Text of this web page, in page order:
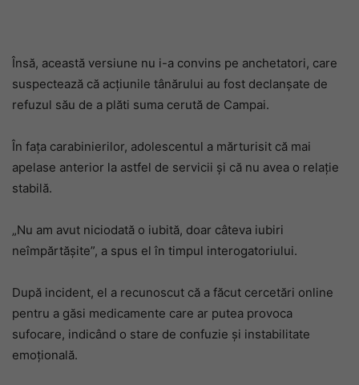
Însă, această versiune nu i-a convins pe anchetatori, care
suspectează că acțiunile tânărului au fost declanșate de
refuzul său de a plăti suma cerută de Campai.
În fața carabinierilor, adolescentul a mărturisit că mai
apelase anterior la astfel de servicii și că nu avea o relație
stabilă.
„Nu am avut niciodată o iubită, doar câteva iubiri
neîmpărtășite”, a spus el în timpul interogatoriului.
După incident, el a recunoscut că a făcut cercetări online
pentru a găsi medicamente care ar putea provoca
sufocare, indicând o stare de confuzie și instabilitate
emoțională.